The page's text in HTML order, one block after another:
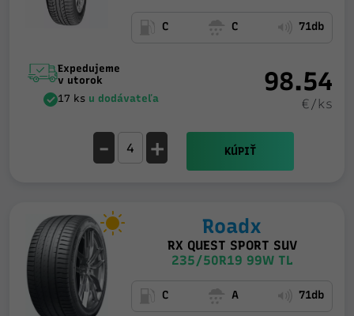
C C 71db
Expedujeme
v utorok
17 ks u dodávateľa
98.54
€/ks
- + KÚPIŤ
Roadx
RX QUEST SPORT SUV
235/50R19 99W TL
C A 71db